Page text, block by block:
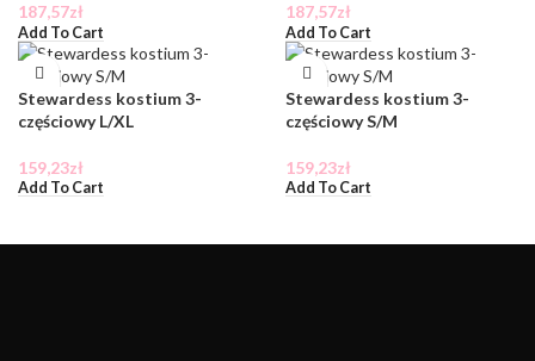
187,57zł
Add To Cart
187,57zł
Add To Cart
Stewardess kostium 3-
częściowy L/XL
159,23zł
Add To Cart
Stewardess kostium 3-
częściowy S/M
159,23zł
Add To Cart